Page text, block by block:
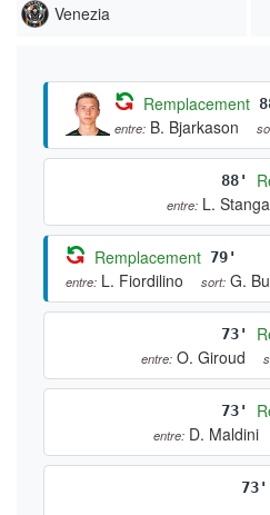
Venezia
Remplacement
entre: B. Bjarkason
88'
entre: L. Stanga
Remplacement 79'
entre: L. Fiordilino sort: G.
73'
entre: O. Giroud
73'
entre: D. Maldini
73'